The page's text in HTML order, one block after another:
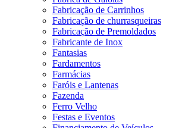
Fabricação de Carrinhos
Fabricação de churrasqueiras
Fabricação de Premoldados
Fabricante de Inox
Fantasias
Fardamentos
Farmácias
Faróis e Lantenas
Fazenda
Ferro Velho
Festas e Eventos